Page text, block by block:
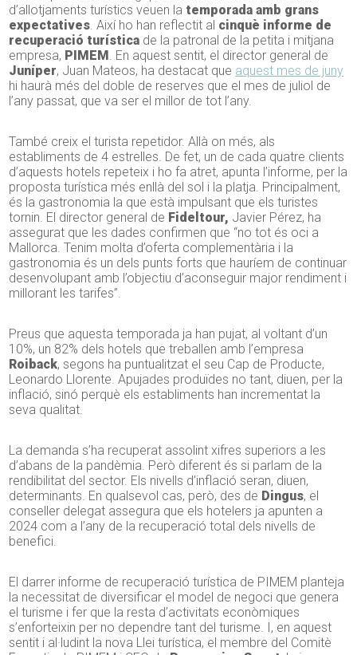
d’allotjaments turístics veuen la temporada amb grans
expectatives. Així ho han reflectit al cinquè informe de
recuperació turística de la patronal de la petita i mitjana
empresa, PIMEM . En aquest sentit, el director general de
Juníper, Juan Mateos, ha destacat que aquest mes de juny
hi haurà més del doble de reserves que el mes de juliol de
l’any passat, que va ser el millor de tot l’any.
També creix el turista repetidor. Allà on més, als
establiments de 4 estrelles. De fet, un de cada quatre clients
d’aquests hotels repeteix i ho fa atret, apunta l’informe, per la
proposta turística més enllà del sol i la platja. Principalment,
és la gastronomia la que està impulsant que els turistes
tornin. El director general de Fideltour, Javier Pérez, ha
assegurat que les dades confirmen que “no tot és oci a
Mallorca. Tenim molta d’oferta complementària i la
gastronomia és un dels punts forts que hauríem de continuar
desenvolupant amb l’objectiu d’aconseguir major rendiment i
millorant les tarifes”.
Preus que aquesta temporada ja han pujat, al voltant d’un
10%, un 82% dels hotels que treballen amb l’empresa
Roiback, segons ha puntualitzat el seu Cap de Producte,
Leonardo Llorente. Apujades produïdes no tant, diuen, per la
inflació, sinó perquè els establiments han incrementat la
seva qualitat.
La demanda s’ha recuperat assolint xifres superiors a les
d’abans de la pandèmia. Però diferent és si parlam de la
rendibilitat del sector. Els nivells d’inflació seran, diuen,
determinants. En qualsevol cas, però, des de Dingus, el
conseller delegat assegura que els hotelers ja apunten a
2024 com a l’any de la recuperació total dels nivells de
benefici.
El darrer informe de recuperació turística de PIMEM planteja
la necessitat de diversificar el model de negoci que genera
el turisme i fer que la resta d’activitats econòmiques
s’enforteixin per no dependre tant del turisme. I, en aquest
sentit i al·ludint la nova Llei turística, el membre del Comitè